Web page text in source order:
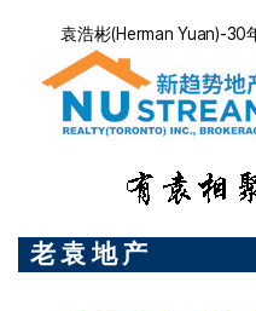
袁浩彬(Herman Yuan)-
老 袁 地 产